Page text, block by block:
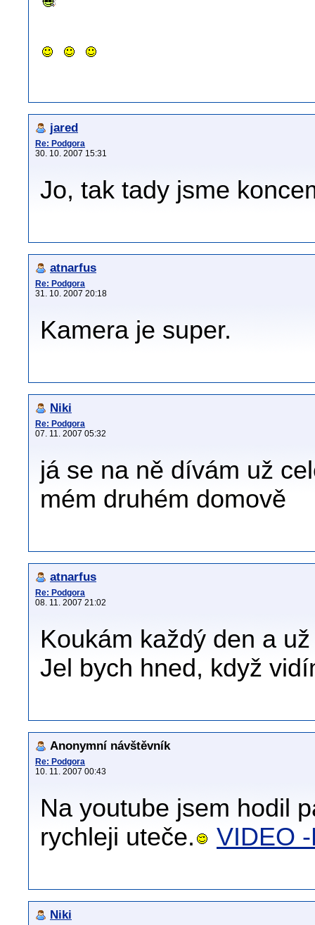
jared
Re: Podgora
30. 10. 2007 15:31
Jo, tak tady jsme
atnarfus
Re: Podgora
31. 10. 2007 20:18
Kamera je super.
Niki
Re: Podgora
07. 11. 2007 05:32
já se na ně dívám už
mém druhém domově
atnarfus
Re: Podgora
08. 11. 2007 21:02
Koukám každý den a
Jel bych hned, když
Anonymní návštěvník
Re: Podgora
10. 11. 2007 00:43
Na youtube jsem hodil
rychleji uteče.
VIDEO
Niki